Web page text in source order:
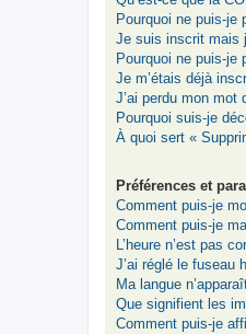
Pourquoi ne puis-je
Je suis inscrit mais
Pourquoi ne puis-je
Je m’étais déjà
J’ai perdu mon mot
Pourquoi suis-je
À quoi sert «
Préférences et
Comment puis-je
Comment puis-je
L’heure n’est pas
J’ai réglé le fuseau
Ma langue
Que signifient les
Comment puis-je